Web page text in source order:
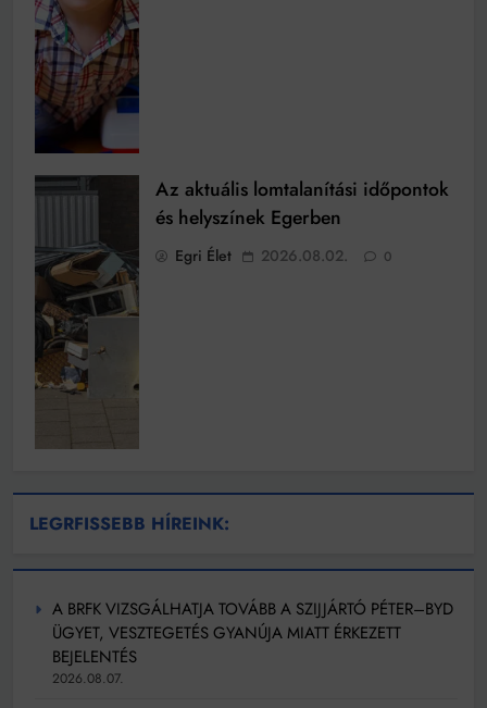
Az aktuális lomtalanítási időpontok
és helyszínek Egerben
Egri Élet 2026.08.02. 0
LEGRFISSEBB HÍREINK:
A BRFK VIZSGÁLHATJA TOVÁBB A SZIJJÁRTÓ PÉTER–BYD
ÜGYET, VESZTEGETÉS GYANÚJA MIATT ÉRKEZETT
BEJELENTÉS
2026.08.07.